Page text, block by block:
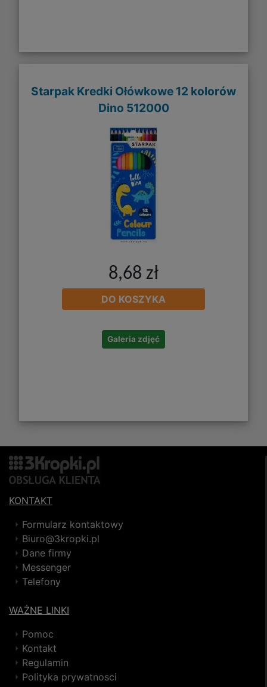
Starpak Kredki Ołówkowe 12 kolorów
Dino 512000
8,68 zł
DO KOSZYKA
Galeria zdjęć
KONTAKT
Formularz kontaktowy
Biuro@3kropki.pl
Dane firmy
Messenger
Telefony
WAŻNE LINKI
Pomoc
Kontakt
Regulamin
Polityka prywatnosci